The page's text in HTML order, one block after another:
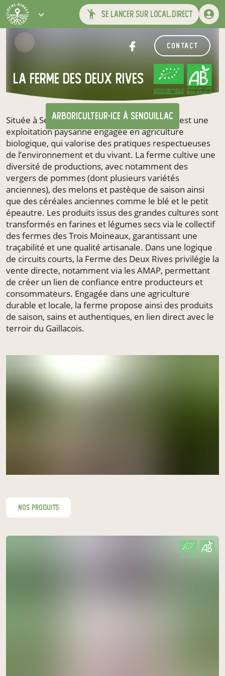
se lancer sur local.direct
contact
LA FERME DES DEUX RIVES
CERTIFIÉ PAR FR-BIO-10
AGRICULTURE FRANCE
arboriculteur·ice à Senouillac
Située à Senouillac, la ferme des Deux Rives est une
exploitation paysanne engagée en agriculture
biologique, qui valorise des pratiques respectueuses
de l’environnement et du vivant. La ferme cultive une
diversité de productions, avec notamment des
vergers de pommes (dont plusieurs variétés
anciennes), des melons et pastèque de saison ainsi
que des céréales anciennes comme le blé et le petit
épeautre. Les produits issus des grandes cultures sont
transformés en farines et légumes secs via le collectif
des fermes des Trois Moineaux, garantissant une
traçabilité et une qualité artisanale. Dans une logique
de circuits courts, la Ferme des Deux Rives privilégie la
vente directe, notamment via les AMAP, permettant
de créer un lien de confiance entre producteurs et
consommateurs. Engagée dans une agriculture
durable et locale, la ferme propose ainsi des produits
de saison, sains et authentiques, en lien direct avec le
terroir du Gaillacois.
nos produits